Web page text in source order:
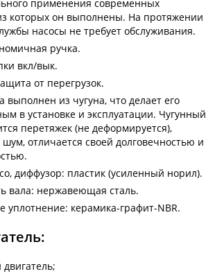
применения современных
которых он выполнены. На протяжении
насосы не требует обслуживания.
ручка.
вкл/вык.
от перегрузок.
выполнен из чугуна, что делает его
в установке и эксплуатации. Чугунный
перетяжек (не деформируется),
отличается своей долговечностью и
диффузор: пластик (усиленный норил).
вала: нержавеющая сталь.
уплотнение: керамика-графит-NBR.